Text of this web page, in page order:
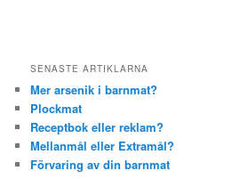
SENASTE ARTIKLARNA
Mer arsenik i barnmat?
Plockmat
Receptbok eller reklam?
Mellanmål eller Extramål?
Förvaring av din barnmat